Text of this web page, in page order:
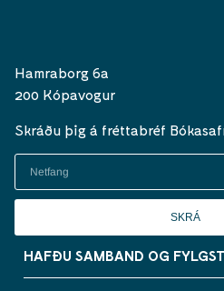
Hamraborg 6a
200 Kópavogur
Skráðu þig á fréttabréf
SKRÁ
HAFÐU SAMBAND OG